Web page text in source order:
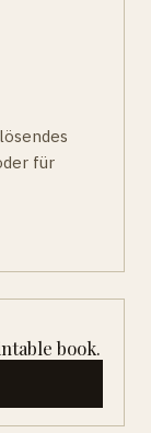
für
book.